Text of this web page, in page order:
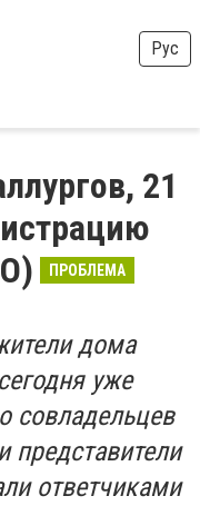
Рус
21
ПРОБЛЕМА
дома
уже
совладельцев
представители
ответчиками